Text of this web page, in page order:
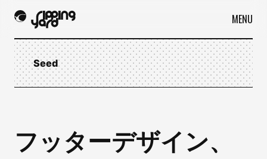
MENU
Seed
フッターデザイン、